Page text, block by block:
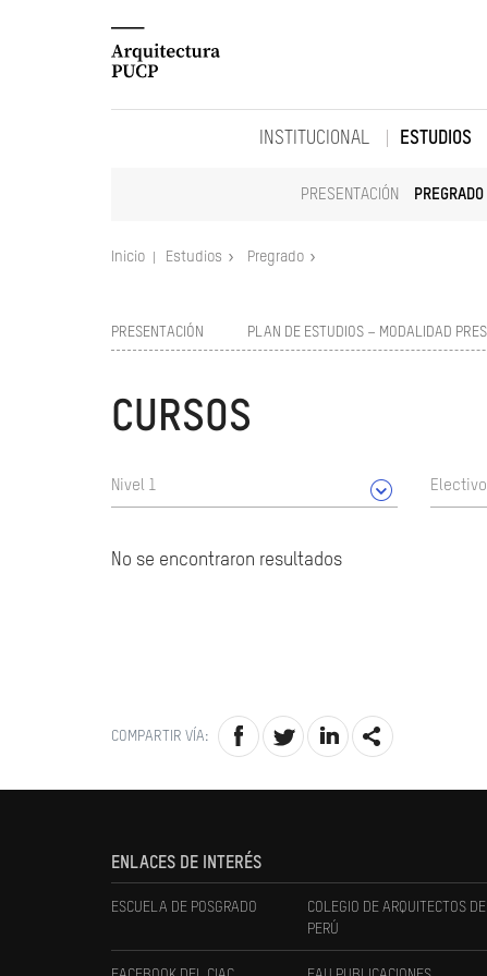
INSTITUCIONAL ESTUDIOS
PRESENTACIÓN PREGRADO
Inicio Estudios Pregrado
PRESENTACIÓN PLAN DE ESTUDIOS – MODALIDAD
CURSOS
Nivel 1
No se encontraron resultados
COMPARTIR VÍA:
ENLACES DE INTERÉS
ESCUELA DE POSGRADO
COLEGIO DE ARQUITECTOS
PERÚ